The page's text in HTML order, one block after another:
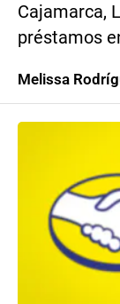
Cajamarca,
préstamos
Melissa